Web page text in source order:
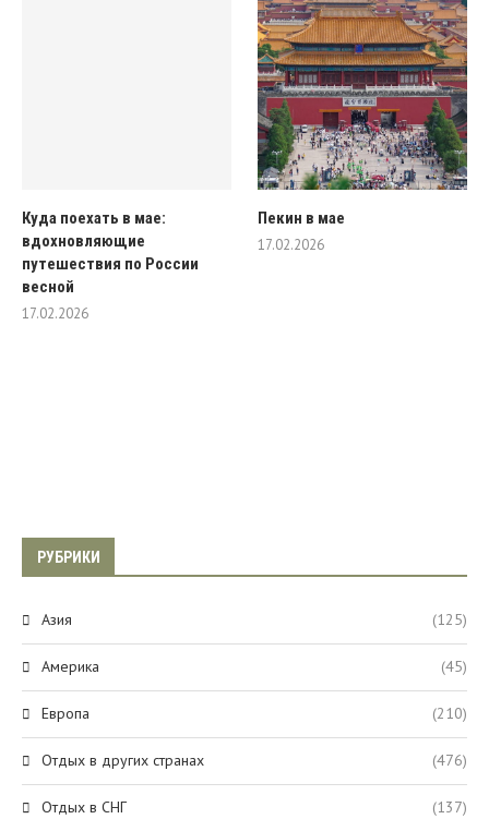
Куда поехать в мае:
вдохновляющие
путешествия по России
весной
17.02.2026
Пекин в мае
17.02.2026
РУБРИКИ
Азия (125)
Америка (45)
Европа (210)
Отдых в других странах (476)
Отдых в СНГ (137)